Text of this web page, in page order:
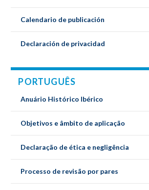
Calendario de publicación
Declaración de privacidad
PORTUGUÊS
Anuário Histórico Ibérico
Objetivos e âmbito de aplicação
Declaração de ética e negligência
Processo de revisão por pares